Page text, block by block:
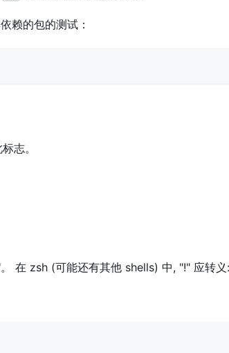
赖的包的测试：
志。
在 zsh (可能还有其他 shells) 中, "!" 应转义: